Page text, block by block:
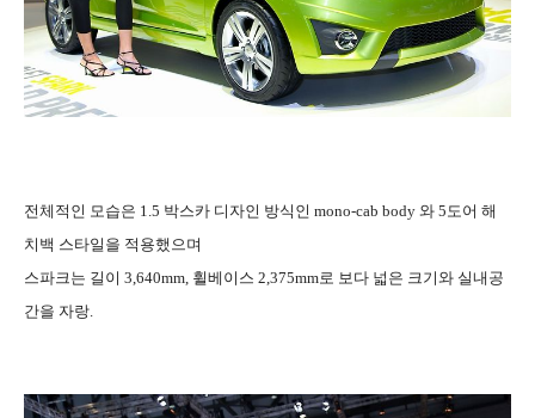
전체적인 모습은 1.5 박스카 디자인 방식인 mono-cab body 와 5도어 해
치백 스타일을 적용했으며
스파크는 길이 3,640mm, 휠베이스 2,375mm로 보다 넓은 크기와 실내공
간을 자랑.